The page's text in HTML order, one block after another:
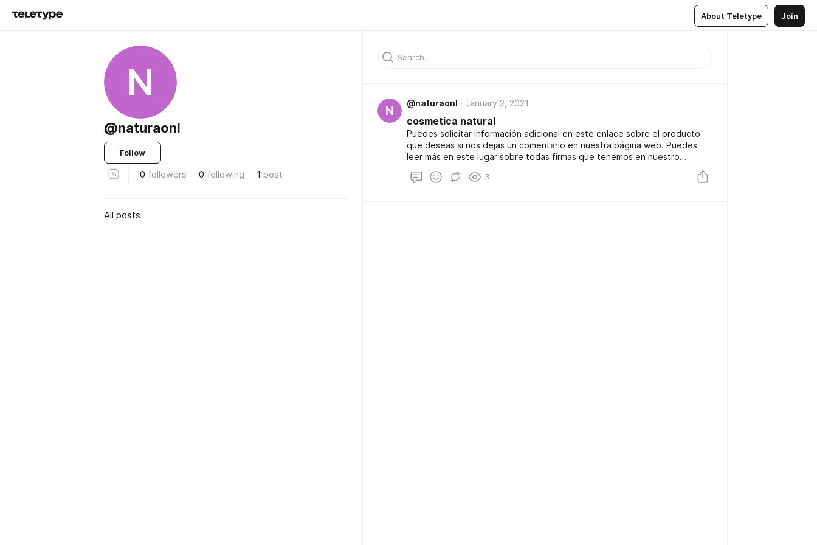
About Teletype Join
N
@naturaonl
Follow
0 followers 0 following 1 post
All posts
N
@naturaonl January 2, 2021
cosmetica natural
Puedes solicitar información adicional en este enlace sobre el producto
que deseas si nos dejas un comentario en nuestra página web. Puedes
leer más en este lugar sobre todas firmas que tenemos en nuestro
catálogo de cremas, para que encuentres el que realmente necesitas. En
la web te ayudamos a conseguir la más completa información sobre
3